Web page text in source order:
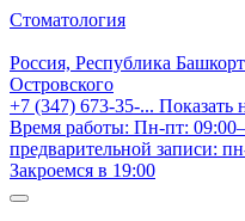
Стоматология
Россия, Республика
Островского
+7 (347) 673-35-... Показать
Время работы: Пн-пт:
предварительной записи:
Закроемся в 19:00